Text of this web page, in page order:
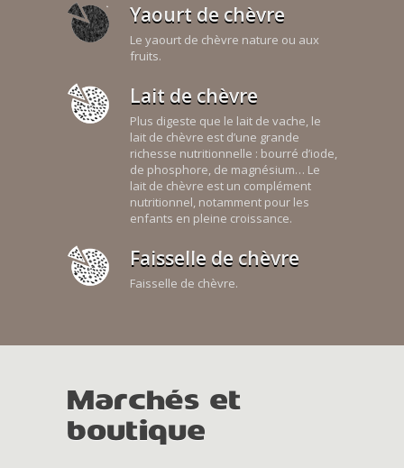
Yaourt de chèvre
Le yaourt de chèvre nature ou aux
fruits.
Lait de chèvre
Plus digeste que le lait de vache, le
lait de chèvre est d’une grande
richesse nutritionnelle : bourré d’iode,
de phosphore, de magnésium… Le
lait de chèvre est un complément
nutritionnel, notamment pour les
enfants en pleine croissance.
Faisselle de chèvre
Faisselle de chèvre.
Marchés et
boutique